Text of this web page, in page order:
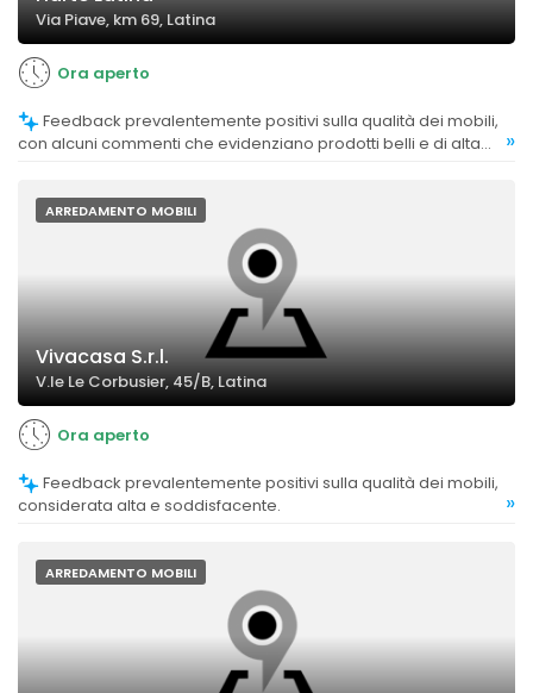
Via Piave, km 69, Latina
Ora aperto
con alcuni commenti che evidenziano prodotti belli e di alta
»
ARREDAMENTO MOBILI
Vivacasa S.r.l.
V.le Le Corbusier, 45/B, Latina
Ora aperto
considerata alta e soddisfacente.
»
ARREDAMENTO MOBILI